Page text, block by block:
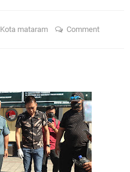
Kota mataram Comment